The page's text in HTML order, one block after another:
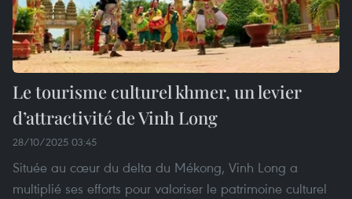
Le tourisme culturel khmer, un levier
d’attractivité de Vinh Long
28/10/2025 03:45
Située au cœur du delta du Mékong, Vinh Long a
multiplié ses efforts pour valoriser le patrimoine culturel